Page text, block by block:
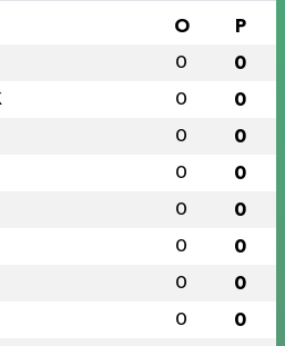
O P
0 0
0 0
0 0
0 0
0 0
0 0
0 0
0 0